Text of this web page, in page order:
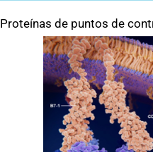
Proteínas de puntos de